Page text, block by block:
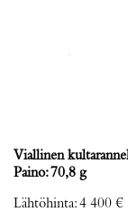
Viallinen
Paino: 70,8 g
Lähtöhinta:4 400 €